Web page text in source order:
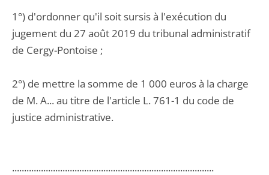
1°) d'ordonner qu'il soit sursis à l'exécution du
jugement du 27 août 2019 du tribunal administratif
de Cergy-Pontoise ;
2°) de mettre la somme de 1 000 euros à la charge
de M. A... au titre de l'article L. 761-1 du code de
justice administrative.
....................................................................................